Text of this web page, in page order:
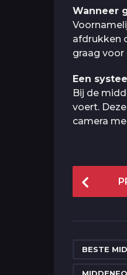
Wanneer
afdrukken
graag voor
Een
Bij de
voert.
camera
P
o
PBESTE